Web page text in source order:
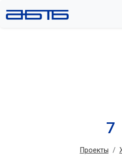
7
Проекты